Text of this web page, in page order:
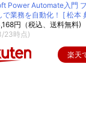
Power Automate入門
で業務を自動化！ [ 松本
円（税込、送料無料)
23時点)
楽天